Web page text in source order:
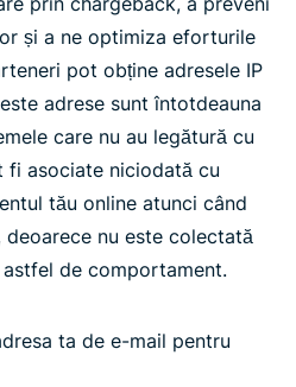
și a ne optimiza eforturile
pot obține adresele IP
adrese sunt întotdeauna
care nu au legătură cu
fi asociate niciodată cu
tău online atunci când
nu este colectată
de comportament.
ta de e-mail pentru